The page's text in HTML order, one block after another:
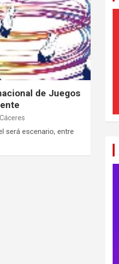
de Juegos
será escenario, entre